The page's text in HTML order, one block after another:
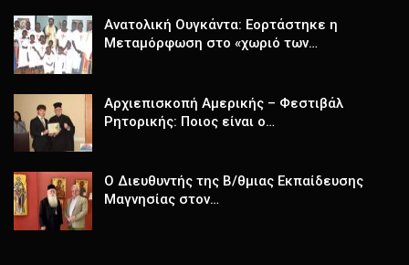
Ανατολική Ουγκάντα: Εορτάστηκε η
Μεταμόρφωση στο «χωριό των…
Αρχιεπισκοπή Αμερικής – Φεστιβάλ
Ρητορικής: Ποιος είναι ο…
Ο Διευθυντής της Β/θμιας Εκπαίδευσης
Μαγνησίας στον…